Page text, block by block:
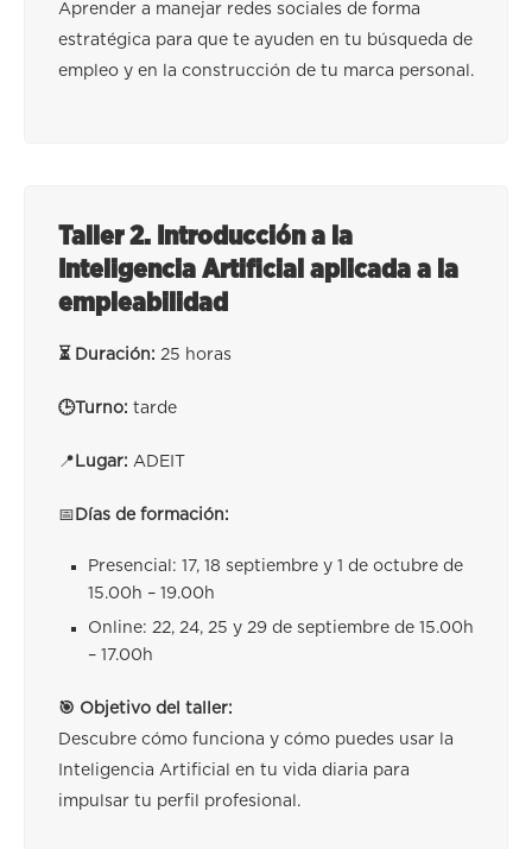
Aprender a manejar redes sociales de forma
estratégica para que te ayuden en tu búsqueda de
empleo y en la construcción de tu marca personal.
Taller 2. Introducción a la
Inteligencia Artificial aplicada a la
empleabilidad
⏳ Duración: 25 horas
🕒Turno: tarde
📍 Lugar: ADEIT
📅 Días de formación:
Presencial: 17, 18 septiembre y 1 de octubre de
15.00h – 19.00h
Online: 22, 24, 25 y 29 de septiembre de 15.00h
– 17.00h
🎯 Objetivo del taller:
Descubre cómo funciona y cómo puedes usar la
Inteligencia Artificial en tu vida diaria para
impulsar tu perfil profesional.